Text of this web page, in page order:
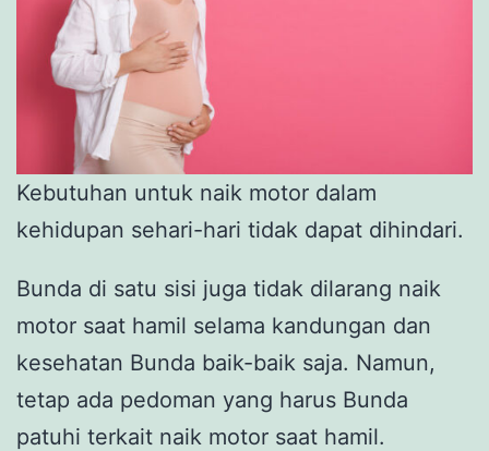
Kebutuhan untuk naik motor dalam
kehidupan sehari-hari tidak dapat dihindari.
Bunda di satu sisi juga tidak dilarang naik
motor saat hamil selama kandungan dan
kesehatan Bunda baik-baik saja. Namun,
tetap ada pedoman yang harus Bunda
patuhi terkait naik motor saat hamil.